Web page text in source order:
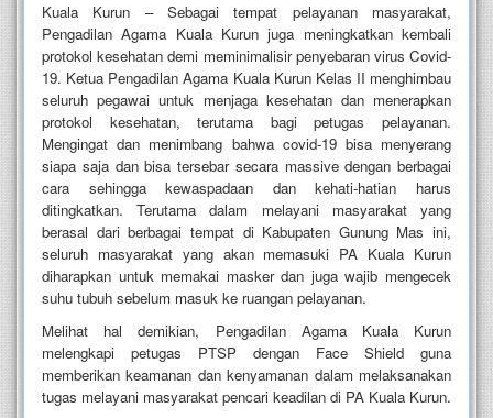
Kuala Kurun – Sebagai tempat pelayanan masyarakat,
Pengadilan Agama Kuala Kurun juga meningkatkan kembali
protokol kesehatan demi meminimalisir penyebaran virus Covid-
19. Ketua Pengadilan Agama Kuala Kurun Kelas II menghimbau
seluruh pegawai untuk menjaga kesehatan dan menerapkan
protokol kesehatan, terutama bagi petugas pelayanan.
Mengingat dan menimbang bahwa covid-19 bisa menyerang
siapa saja dan bisa tersebar secara massive dengan berbagai
cara sehingga kewaspadaan dan kehati-hatian harus
ditingkatkan. Terutama dalam melayani masyarakat yang
berasal dari berbagai tempat di Kabupaten Gunung Mas ini,
seluruh masyarakat yang akan memasuki PA Kuala Kurun
diharapkan untuk memakai masker dan juga wajib mengecek
suhu tubuh sebelum masuk ke ruangan pelayanan.
Melihat hal demikian, Pengadilan Agama Kuala Kurun
melengkapi petugas PTSP dengan Face Shield guna
memberikan keamanan dan kenyamanan dalam melaksanakan
tugas melayani masyarakat pencari keadilan di PA Kuala Kurun.